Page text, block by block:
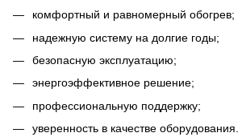
комфортный и равномерный обогрев;
надежную систему на долгие годы;
безопасную эксплуатацию;
энергоэффективное решение;
профессиональную поддержку;
уверенность в качестве оборудования.